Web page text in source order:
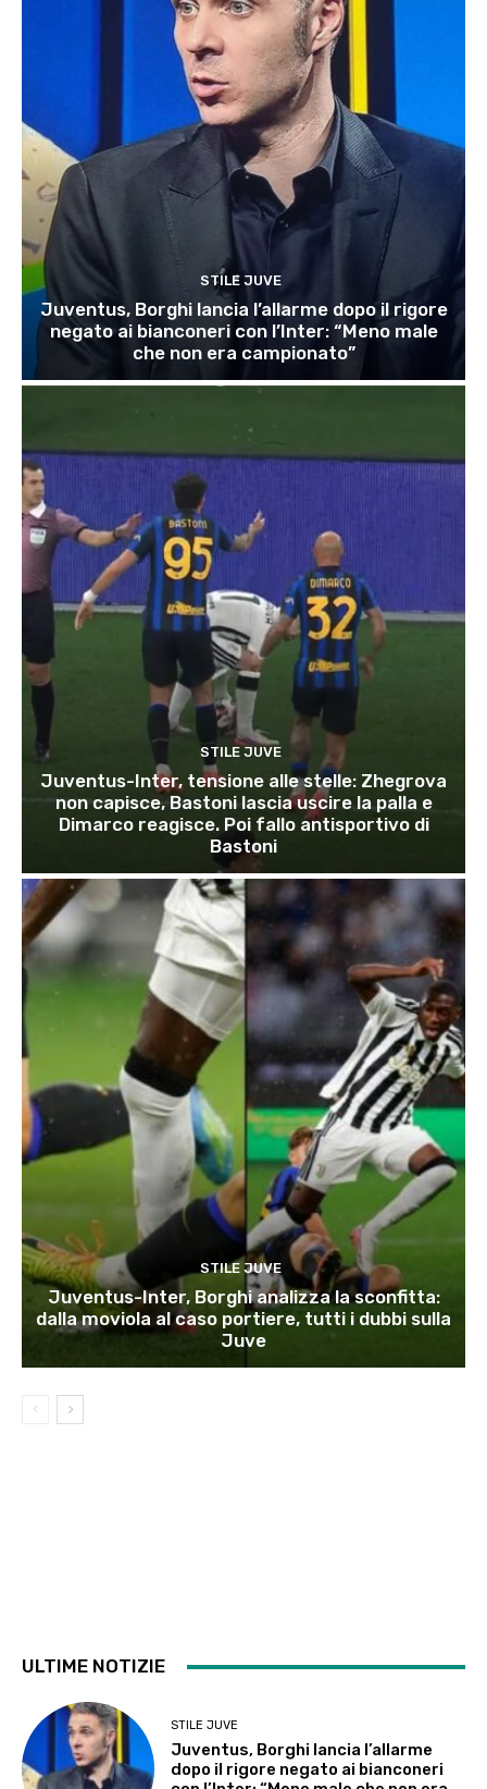
STILE JUVE
Juventus, Borghi lancia l’allarme dopo il rigore
negato ai bianconeri con l’Inter: “Meno male
che non era campionato”
STILE JUVE
Juventus-Inter, tensione alle stelle: Zhegrova
non capisce, Bastoni lascia uscire la palla e
Dimarco reagisce. Poi fallo antisportivo di
Bastoni
STILE JUVE
Juventus-Inter, Borghi analizza la sconfitta:
dalla moviola al caso portiere, tutti i dubbi sulla
Juve
ULTIME NOTIZIE
STILE JUVE
Juventus, Borghi lancia l’allarme
dopo il rigore negato ai bianconeri